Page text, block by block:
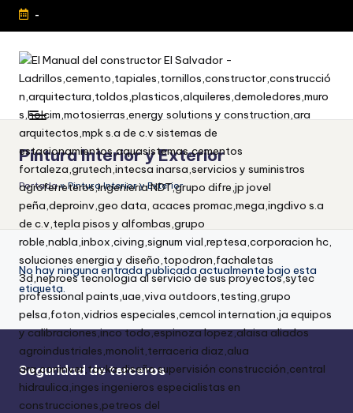
-
Pintura Interior y Exterior
Portada»Pintura Interior y Exterior
No hay ninguna entrada publicada actualmente bajo esta
etiqueta.
Seguridad de terceros